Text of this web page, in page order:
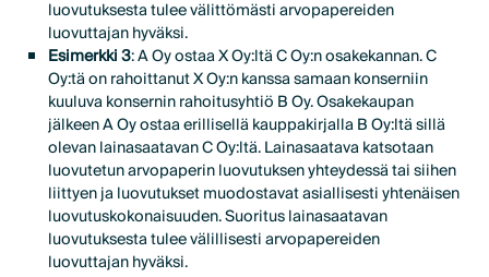
luovutuksesta tulee välittömästi arvopapereiden
luovuttajan hyväksi.
Esimerkki 3: A Oy ostaa X Oy:ltä C Oy:n osakekannan. C
Oy:tä on rahoittanut X Oy:n kanssa samaan konserniin
kuuluva konsernin rahoitusyhtiö B Oy. Osakekaupan
jälkeen A Oy ostaa erillisellä kauppakirjalla B Oy:ltä sillä
olevan lainasaatavan C Oy:ltä. Lainasaatava katsotaan
luovutetun arvopaperin luovutuksen yhteydessä tai siihen
liittyen ja luovutukset muodostavat asiallisesti yhtenäisen
luovutuskokonaisuuden. Suoritus lainasaatavan
luovutuksesta tulee välillisesti arvopapereiden
luovuttajan hyväksi.